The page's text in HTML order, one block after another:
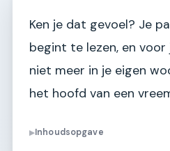
Ken je dat gevoel? Je
begint te lezen, en
niet meer in je eigen
het hoofd van een
▶Inhoudsopgave